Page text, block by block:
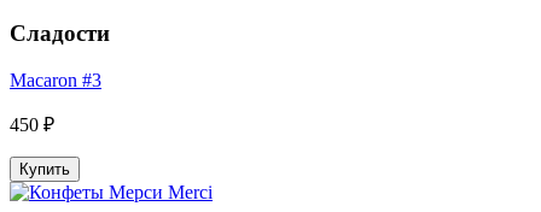
Сладости
Macaron #3
450 ₽
Купить